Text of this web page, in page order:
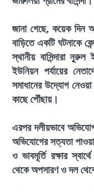
জানা গেছে, কয়েক দিন
বাড়িতে একটি ঘটনাকে
স্থানীয় বাসিন্দারা
ইউনিয়ন পর্যায়ের
সমাধানের উদ্যোগ
কাছে পৌঁছায়।
এরপর দলীয়ভাবে
অভিযোগের সত্যতা
ও ভাবমূর্তি রক্ষার
থেকে অপসারণ ও দল